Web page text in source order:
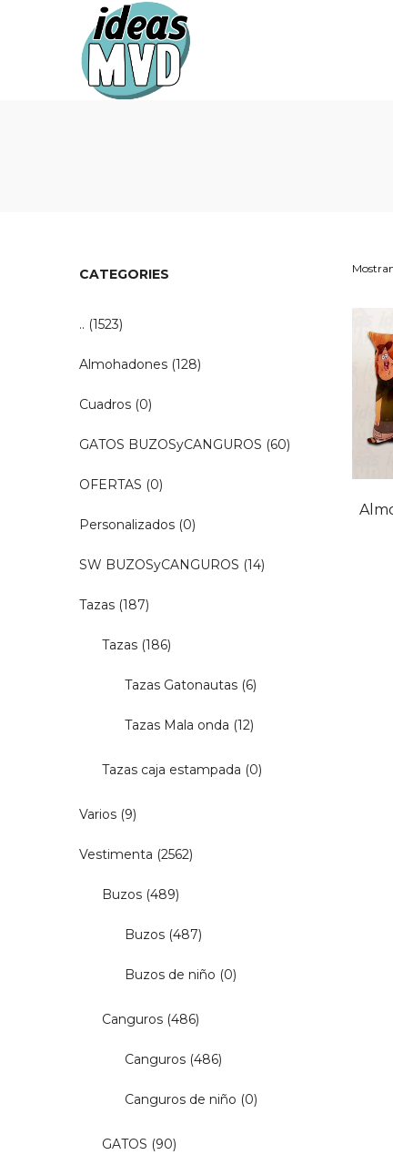
Ideas
Ideas
CATEGORIES
.. (1523)
Almohadones (128)
Cuadros (0)
GATOS BUZOSyCANGUROS (60)
OFERTAS (0)
Personalizados (0)
SW BUZOSyCANGUROS (14)
Tazas (187)
Tazas (186)
Tazas Gatonautas (6)
Tazas Mala onda (12)
Tazas caja estampada (0)
Varios (9)
Vestimenta (2562)
Buzos (489)
Buzos (487)
Buzos de niño (0)
Canguros (486)
Canguros (486)
Canguros de niño (0)
GATOS (90)